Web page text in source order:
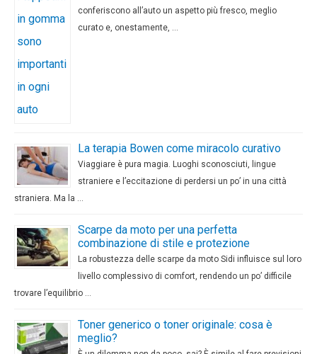
conferiscono all’auto un aspetto più fresco, meglio
curato e, onestamente, …
La terapia Bowen come miracolo curativo
Viaggiare è pura magia. Luoghi sconosciuti, lingue
straniere e l’eccitazione di perdersi un po’ in una città
straniera. Ma la …
Scarpe da moto per una perfetta
combinazione di stile e protezione
La robustezza delle scarpe da moto Sidi influisce sul loro
livello complessivo di comfort, rendendo un po’ difficile
trovare l’equilibrio …
Toner generico o toner originale: cosa è
meglio?